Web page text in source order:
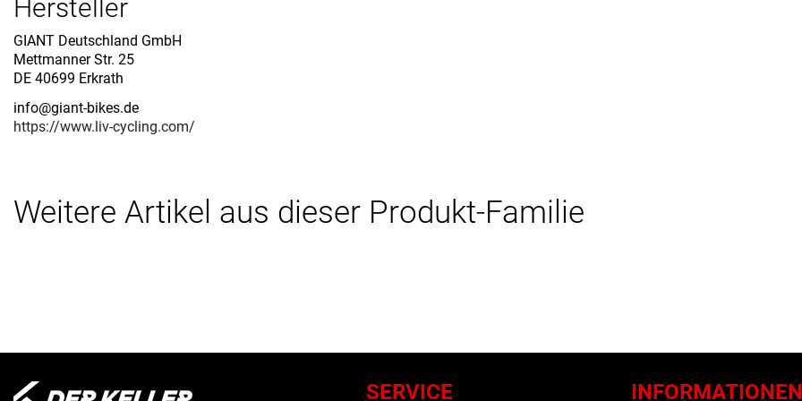
Hersteller
GIANT Deutschland GmbH
Mettmanner Str. 25
DE 40699 Erkrath
info@giant-bikes.de
https://www.liv-cycling.com/
Weitere Artikel aus dieser Produkt-Familie
SERVICE INFORMATIONEN